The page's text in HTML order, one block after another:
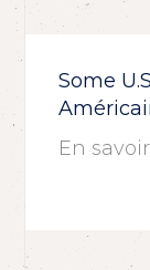
Some
En